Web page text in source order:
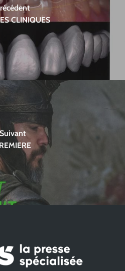
CLINIQUES
Suivant